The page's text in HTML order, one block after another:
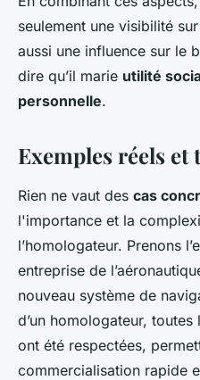
seulement une visibilité
aussi une influence sur le
dire qu’il marie utilité
personnelle.
Exemples réels et
Rien ne vaut des cas
l'importance et la
l’homologateur. Prenons
entreprise de
nouveau système de
d’un homologateur,
ont été respectées,
commercialisation rapide